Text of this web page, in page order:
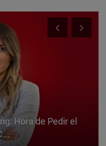
Hora de Pedir el